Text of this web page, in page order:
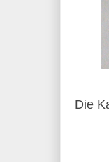
Die